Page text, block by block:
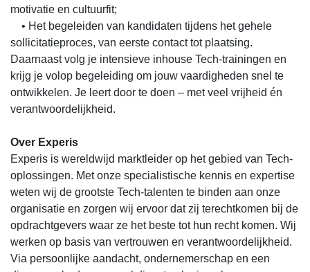
motivatie en cultuurfit;
• Het begeleiden van kandidaten tijdens het gehele
sollicitatieproces, van eerste contact tot plaatsing.
Daarnaast volg je intensieve inhouse Tech-trainingen en
krijg je volop begeleiding om jouw vaardigheden snel te
ontwikkelen. Je leert door te doen – met veel vrijheid én
verantwoordelijkheid.
Over Experis
Experis is wereldwijd marktleider op het gebied van Tech-
oplossingen. Met onze specialistische kennis en expertise
weten wij de grootste Tech-talenten te binden aan onze
organisatie en zorgen wij ervoor dat zij terechtkomen bij de
opdrachtgevers waar ze het beste tot hun recht komen. Wij
werken op basis van vertrouwen en verantwoordelijkheid.
Via persoonlijke aandacht, ondernemerschap en een